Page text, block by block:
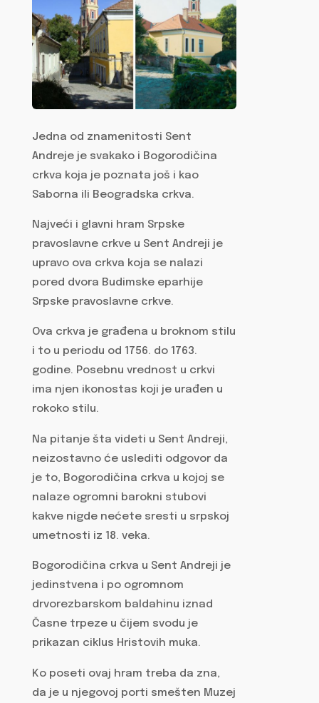
Jedna od znamenitosti Sent
Andreje je svakako i Bogorodičina
crkva koja je poznata još i kao
Saborna ili Beogradska crkva.
Najveći i glavni hram Srpske
pravoslavne crkve u Sent Andreji je
upravo ova crkva koja se nalazi
pored dvora Budimske eparhije
Srpske pravoslavne crkve.
Ova crkva je građena u broknom stilu
i to u periodu od 1756. do 1763.
godine. Posebnu vrednost u crkvi
ima njen ikonostas koji je urađen u
rokoko stilu.
Na pitanje šta videti u Sent Andreji,
neizostavno će uslediti odgovor da
je to, Bogorodičina crkva u kojoj se
nalaze ogromni barokni stubovi
kakve nigde nećete sresti u srpskoj
umetnosti iz 18. veka.
Bogorodičina crkva u Sent Andreji je
jedinstvena i po ogromnom
drvorezbarskom baldahinu iznad
Časne trpeze u čijem svodu je
prikazan ciklus Hristovih muka.
Ko poseti ovaj hram treba da zna,
da je u njegovoj porti smešten Muzej